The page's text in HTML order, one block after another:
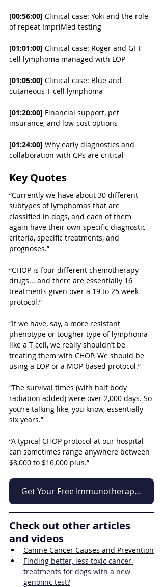
[00:56:00] Clinical case: Yoki and the role
of repeat ImpriMed testing
[01:01:00] Clinical case: Roger and GI T-
cell lymphoma managed with LOP
[01:05:00] Clinical case: Blue and
cutaneous T-cell lymphoma
[01:20:00] Financial support, pet
insurance, and low-cost options
[01:24:00] Why early diagnostics and
collaboration with GPs are critical
Key Quotes
“Currently we have about 30 different
subtypes of lymphomas that are
classified in dogs, and each of them
again have their own specific diagnostic
criteria, specific treatments, and
prognoses.”
“CHOP is four different chemotherapy
drugs... and there are essentially 16
treatments given over a 19 to 25 week
protocol.”
“If we have, say, a more resistant
phenotype or tougher type of lymphoma
like a T cell, we really shouldn’t be
treating them with CHOP. We should be
using a LOP or a MOP based protocol.”
“The survival times (with half body
radiation added) were over 2,000 days. So
you’re talking like, you know, essentially
six years.”
“A typical CHOP protocol at our hospital
can sometimes range anywhere between
$8,000 to $16,000 plus.”
Get Your Free Immunotherapy Guide
Check out other articles
and videos
Canine Cancer Causes and Prevention
Finding better, less toxic cancer
treatments for dogs with a new
genomic test?